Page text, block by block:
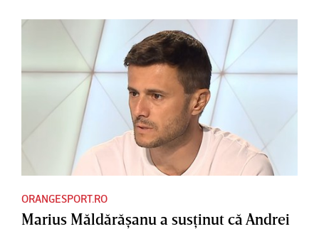
ORANGESPORT.RO
Marius Măldărăşanu a susţinut că Andrei